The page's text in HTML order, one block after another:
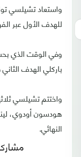
واستعاد تشيلسي
للهدف الأول عبر
وفي الوقت الذي
باركلي الهدف الثاني
هودسون أودوي،
النهائي.